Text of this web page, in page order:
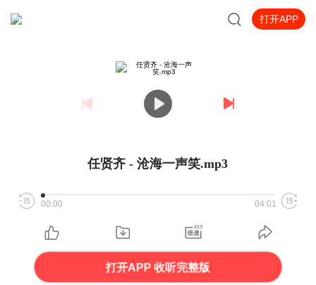
打开APP
任贤齐 - 沧海一声笑.mp3
00:00 04:01
打开APP 收听完整版